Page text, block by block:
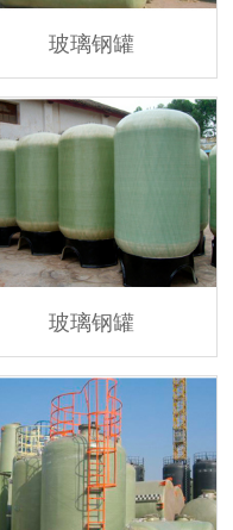
玻璃钢罐
玻璃钢罐